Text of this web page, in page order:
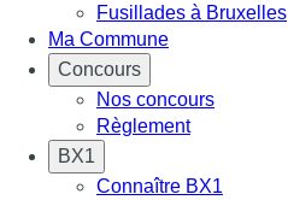
Fusillades à Bruxelles
Ma Commune
Concours
Nos concours
Règlement
BX1
Connaître BX1